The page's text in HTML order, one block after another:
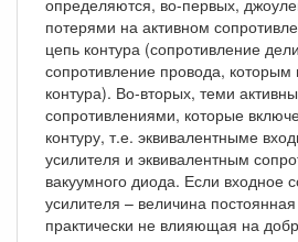
потерями на активном
цепь контура (сопротивление
сопротивление провода, которым
контура). Во-вторых, теми
сопротивлениями, которые
контуру, т.е. эквивалентныме
усилителя и эквивалентным
вакуумного диода. Если входное
усилителя – величина
практически не влияющая на